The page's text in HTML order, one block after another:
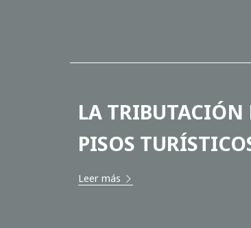
LA TRIBUTACIÓN
PISOS
Leer más